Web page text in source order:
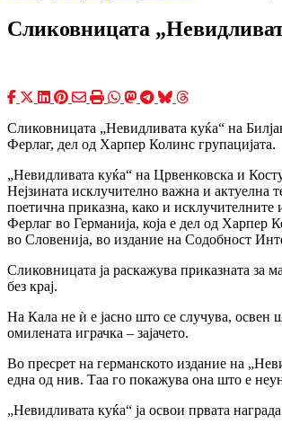
Сликовницата
Сликовницата „Невидливата куќа“ на
Ферлаг, дел од Харпер Колинс групацијата.
„Невидливата куќа“ на Црвенковска и
Нејзината исклучително важна и актуелна
поетична приказна, како и
Ферлаг во Германија, која е дел од Харпер
во Словенија, во издание на Содобност
Сликовницата ја раскажува приказната за
без крај.
На Кала не ѝ е јасно што се случува, освен
омилената играчка – зајачето.
Во пресрет на германското издание на
една од нив. Таа го покажува она што е
„Невидливата куќа“ ја освои првата